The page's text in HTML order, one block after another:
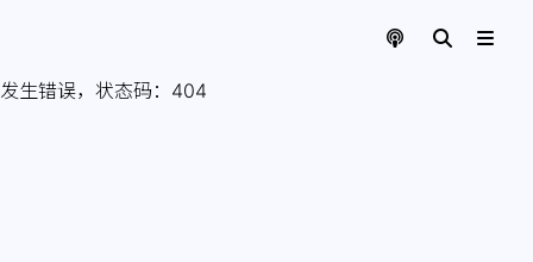
发生错误，状态码： 404